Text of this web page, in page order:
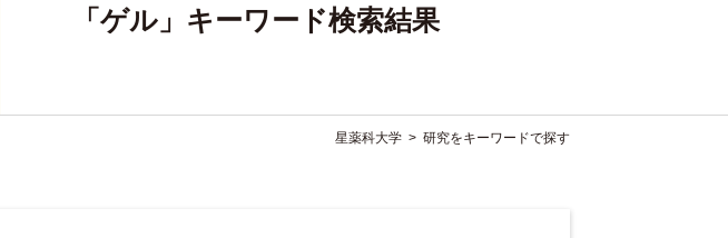
「ゲル」キーワード検索結果
星薬科大学 > 研究をキーワードで探す